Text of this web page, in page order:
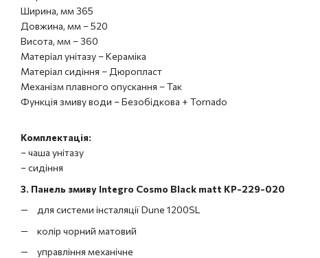
Ширина, мм 365
Довжина, мм – 520
Висота, мм – 360
Матеріал унітазу – Кераміка
Матеріал сидіння – Дюропласт
Механізм плавного опускання – Так
Функція змиву води – Безобідкова + Tornado
Комплектація:
– чаша унітазу
– сидіння
3. Панель змиву Integro Cosmo Black matt KP-229-020
для системи інсталяції Dune 1200SL
колір чорний матовий
управління механічне